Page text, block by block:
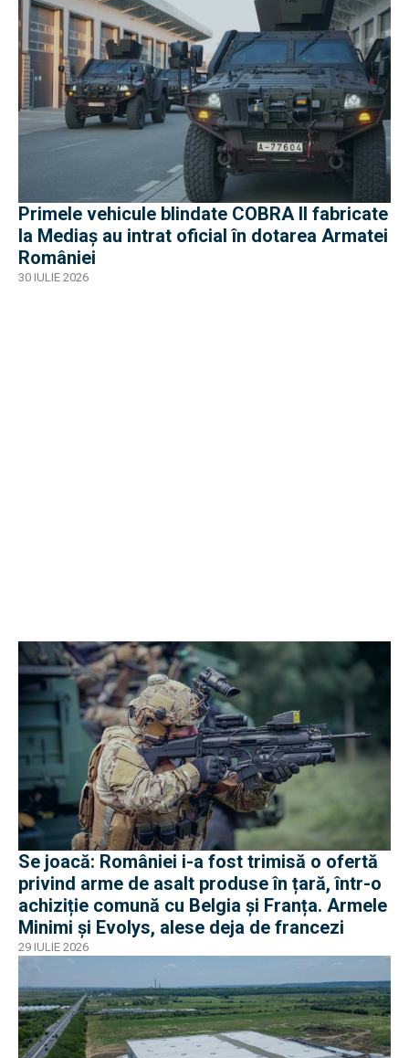
Primele vehicule blindate COBRA II fabricate
la Mediaș au intrat oficial în dotarea Armatei
României
30 IULIE 2026
Se joacă: României i-a fost trimisă o ofertă
privind arme de asalt produse în țară, într-o
achiziție comună cu Belgia și Franța. Armele
Minimi și Evolys, alese deja de francezi
29 IULIE 2026